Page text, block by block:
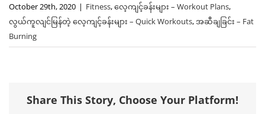
October 29th, 2020 | Fitness,လေ့ကျင့်ခန်းများ – Workout Plans,
လွယ်ကူလျင်မြန်တဲ့ ‌လေ့ကျင့်ခန်းများ – Quick Workouts,အဆီချခြင်း – Fat
Burning
Share This Story, Choose Your Platform!